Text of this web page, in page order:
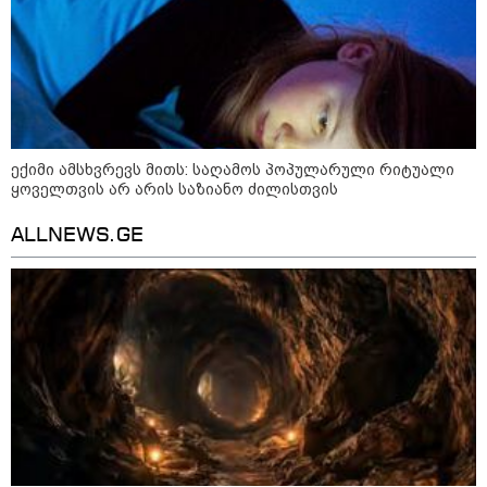
21:03 / 05-08-2026
რამ გამოიწვია საქართველოს
ელექტროენერგეტიკული სისტემის სრული
გათიშვა - რას ამბობს სემეკ-ის წევრი
23:14 / 06-08-2026
სამოქალაქო საზოგადოების
წარმომადგენლები 2008 წლის
რუსეთ-საქართველოს აგვისტოს
ექიმი ამსხვრევს მითს: საღამოს პოპულარული რიტუალი
ყოველთვის არ არის საზიანო ძილისთვის
ALLNEWS.GE